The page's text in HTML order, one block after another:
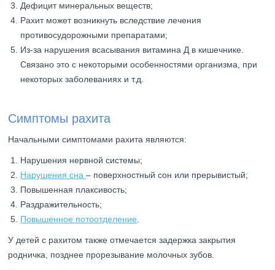
Дефицит минеральных веществ;
Рахит может возникнуть вследствие лечения
противосудорожными препаратами;
Из-за нарушения всасывания витамина Д в кишечнике.
Связано это с некоторыми особенностями организма, при
некоторых заболеваниях и т.д.
Симптомы рахита
Начальными симптомами рахита являются:
Нарушения нервной системы;
Нарушения сна– поверхностный сон или прерывистый;
Повышенная плаксивость;
Раздражительность;
Повышенное потоотделение
У детей с рахитом также отмечается задержка закрытия
родничка, позднее прорезывание молочных зубов.